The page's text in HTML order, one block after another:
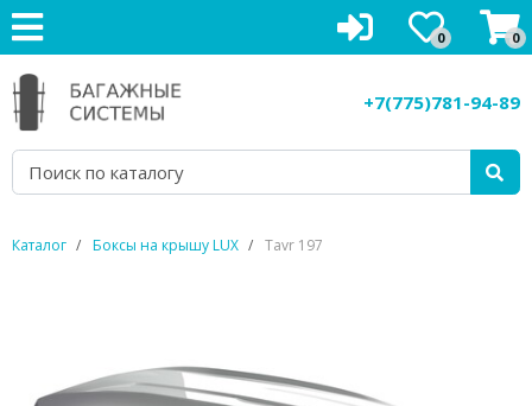
0 0
+7(775)781-94-89
Каталог Боксы на крышу LUX Tavr 197
Багажники на крышу
Рейлинги на крышу
Боксы на крышу
Велокрепления
Аксессуары